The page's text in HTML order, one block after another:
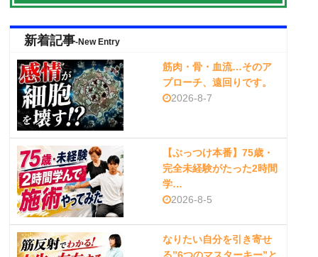
新着記事-New Entry
筋肉・骨・血流…そのア
プローチ、遠回りです。
2026-8-7
【ぶっつけ本番】75歳・
完全未経験がたった2時間
学…
2026-8-5
なりたい自分を引き寄せ